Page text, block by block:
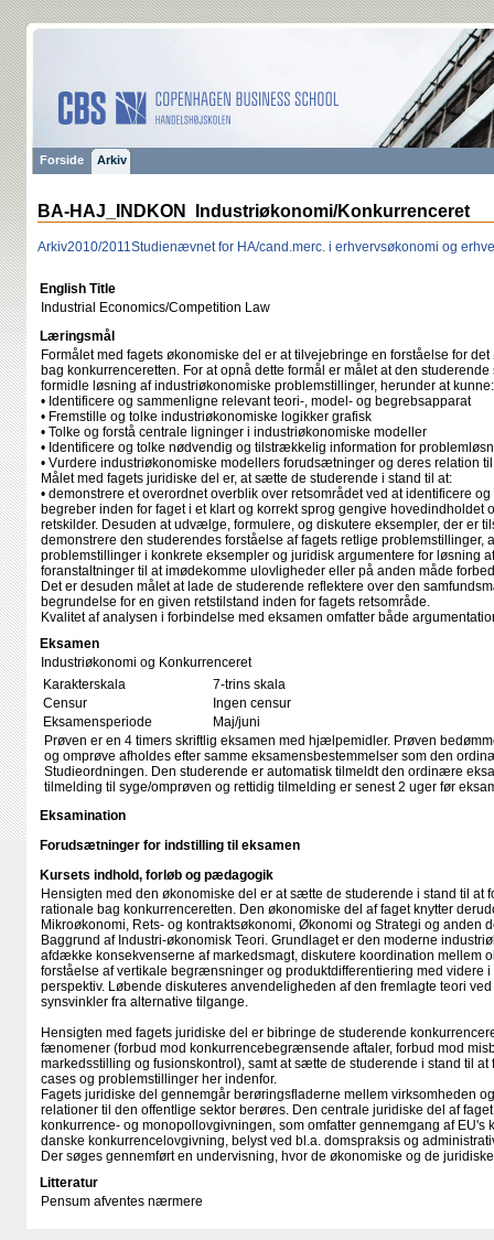
Forside Arkiv
BA-HAJ_INDKON Industriøkonomi/Konkurrenceret
Arkiv2010/2011Studienævnet for HA/cand.merc. i erhvervsøkonomi og
English Title
Industrial Economics/Competition Law
Læringsmål
Formålet med fagets økonomiske del er at tilvejebringe en forståelse for
bag konkurrenceretten. For at opnå dette formål er målet at den
formidle løsning af industriøkonomiske problemstillinger, herunder at kunne:
• Identificere og sammenligne relevant teori-, model- og begrebsapparat
• Fremstille og tolke industriøkonomiske logikker grafisk
• Tolke og forstå centrale ligninger i industriøkonomiske modeller
• Identificere og tolke nødvendig og tilstrækkelig information for
• Vurdere industriøkonomiske modellers forudsætninger og deres relation
Målet med fagets juridiske del er, at sætte de studerende i stand til at:
• demonstrere et overordnet overblik over retsområdet ved at identificere
begreber inden for faget i et klart og korrekt sprog gengive hovedindholdet
retskilder. Desuden at udvælge, formulere, og diskutere eksempler, der er
demonstrere den studerendes forståelse af fagets retlige problemstillinger,
problemstillinger i konkrete eksempler og juridisk argumentere for løsning
foranstaltninger til at imødekomme ulovligheder eller på anden måde
Det er desuden målet at lade de studerende reflektere over den
begrundelse for en given retstilstand inden for fagets retsområde.
Kvalitet af analysen i forbindelse med eksamen omfatter både
Eksamen
Industriøkonomi og Konkurrenceret
Karakterskala
7-trins skala
Censur
Ingen censur
Eksamensperiode
Maj/juni
Prøven er en 4 timers skriftlig eksamen med hjælpemidler. Prøven
og omprøve afholdes efter samme eksamensbestemmelser som den
Studieordningen. Den studerende er automatisk tilmeldt den ordinære
tilmelding til syge/omprøven og rettidig tilmelding er senest 2 uger før
Eksamination
Forudsætninger for indstilling til eksamen
Kursets indhold, forløb og pædagogik
Hensigten med den økonomiske del er at sætte de studerende i stand til at
rationale bag konkurrenceretten. Den økonomiske del af faget knytter
Mikroøkonomi, Rets- og kontraktsøkonomi, Økonomi og Strategi og anden
Baggrund af Industri-økonomisk Teori. Grundlaget er den moderne
afdække konsekvenserne af markedsmagt, diskutere koordination mellem
forståelse af vertikale begrænsninger og produktdifferentiering med videre
perspektiv. Løbende diskuteres anvendeligheden af den fremlagte teori
synsvinkler fra alternative tilgange.
Hensigten med fagets juridiske del er bibringe de studerende
fænomener (forbud mod konkurrencebegrænsende aftaler, forbud mod
markedsstilling og fusionskontrol), samt at sætte de studerende i stand til
cases og problemstillinger her indenfor.
Fagets juridiske del gennemgår berøringsfladerne mellem virksomheden
relationer til den offentlige sektor berøres. Den centrale juridiske del af
konkurrence- og monopollovgivningen, som omfatter gennemgang af EU's
danske konkurrencelovgivning, belyst ved bl.a. domspraksis og
Der søges gennemført en undervisning, hvor de økonomiske og de
Litteratur
Pensum afventes nærmere